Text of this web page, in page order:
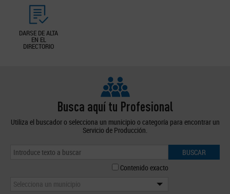
DARSE DE ALTA
EN EL
DIRECTORIO
Busca aquí tu Profesional
Utiliza el buscador o selecciona un municipio o categoría para encontrar un
Servicio de Producción.
BUSCAR
Contenido exacto
Selecciona un municipio